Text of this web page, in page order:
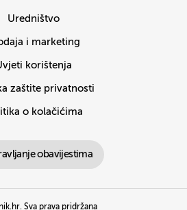
Uredništvo
i marketing
korištenja
zaštite privatnosti
o kolačićima
obavijestima
Sva prava pridržana